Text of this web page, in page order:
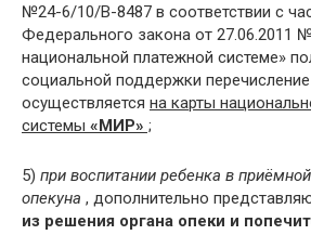
№24-6/10/В-8487 в соответствии с
Федерального закона от 27.06.2011
национальной платежной системе»
социальной поддержки
осуществляется на карты
системы «МИР» ;
5) при воспитании ребенка в
опекуна , дополнительно
из решения органа опеки и